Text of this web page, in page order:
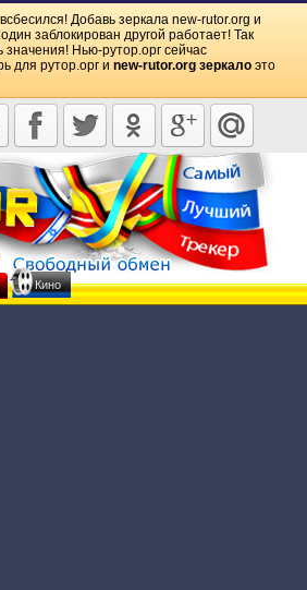
Добавь зеркала new-rutor.org и
один заблокирован другой работает! Так
значения! Нью-рутор.орг сейчас
для рутор.орг и new-rutor.org зеркало это